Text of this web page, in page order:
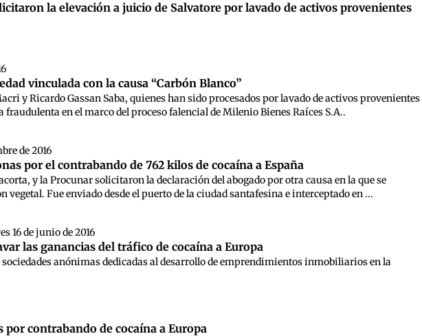
la elevación a juicio de Salvatore por lavado de activos provenientes
vinculada con la causa “Carbón Blanco”
y Ricardo Gassan Saba, quienes han sido procesados por lavado de activos provenientes
en el marco del proceso falencial de Milenio Bienes Raíces S.A..
de 2016
por el contrabando de 762 kilos de cocaína a España
y la Procunar solicitaron la declaración del abogado por otra causa en la que se
Fue enviado desde el puerto de la ciudad santafesina e interceptado en ...
16 de junio de 2016
las ganancias del tráfico de cocaína a Europa
anónimas dedicadas al desarrollo de emprendimientos inmobiliarios en la
contrabando de cocaína a Europa